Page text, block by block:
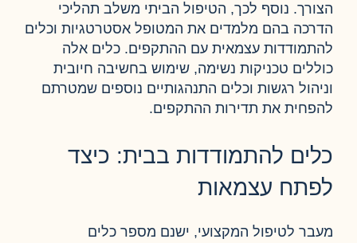
הצורך. נוסף לכך, הטיפול הביתי משלב תהליכי
הדרכה בהם מלמדים את המטופל אסטרטגיות וכלים
להתמודדות עצמאית עם ההתקפים. כלים אלה
כוללים טכניקות נשימה, שימוש בחשיבה חיובית
וניהול רגשות וכלים התנהגותיים נוספים שמטרתם
להפחית את תדירות ההתקפים.
כלים להתמודדות בבית: כיצד
לפתח עצמאות
מעבר לטיפול המקצועי, ישנם מספר כלים